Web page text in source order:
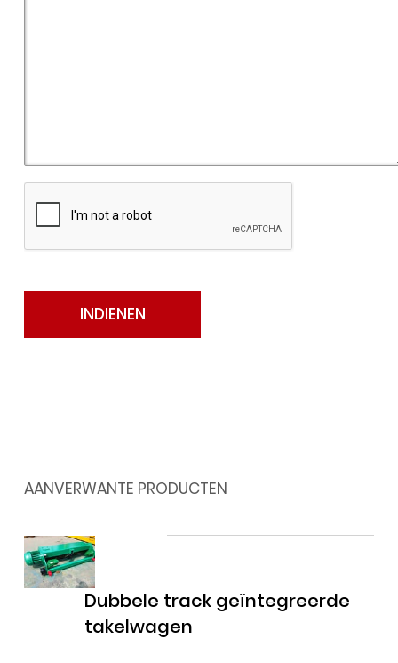
AANVERWANTE PRODUCTEN
Dubbele track geïntegreerde
takelwagen